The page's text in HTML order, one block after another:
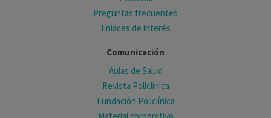
Preguntas frecuentes
Enlaces de interés
Comunicación
Aulas de Salud
Revista Policlínica
Fundación Policlínica